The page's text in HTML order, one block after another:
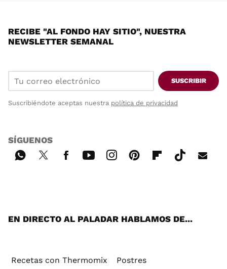
RECIBE "AL FONDO HAY SITIO", NUESTRA
NEWSLETTER SEMANAL
SUSCRIBIR
Suscribiéndote aceptas nuestra política de privacidad
SÍGUENOS
EN DIRECTO AL PALADAR HABLAMOS DE...
Recetas con Thermomix Postres